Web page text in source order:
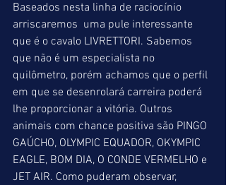
Baseados nesta linha de raciocínio
arriscaremos  uma pule interessante
que é o cavalo LIVRETTORI. Sabemos
que não é um especialista no
quilômetro, porém achamos que o perfil
em que se desenrolará carreira poderá
lhe proporcionar a vitória. Outros
animais com chance positiva são PINGO
GAÚCHO, OLYMPIC EQUADOR, OKYMPIC
EAGLE, BOM DIA, O CONDE VERMELHO e
JET AIR. Como puderam observar,